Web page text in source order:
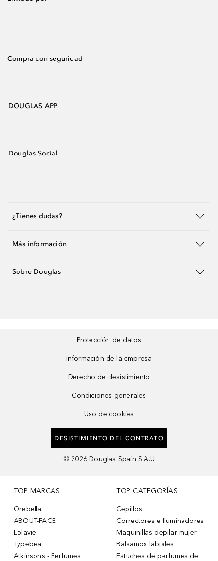
Compra con seguridad
DOUGLAS APP
Douglas Social
¿Tienes dudas?
Más información
Sobre Douglas
Protección de datos
Información de la empresa
Derecho de desistimiento
Condiciones generales
Uso de cookies
DESISTIMIENTO DEL CONTRATO
© 2026 Douglas Spain S.A.U
TOP MARCAS
Orebella
ABOUT-FACE
Lolavie
Typebea
Atkinsons - Perfumes
TOP CATEGORÍAS
Cepillos
Correctores e Iluminadores
Maquinillas depilar mujer
Bálsamos labiales
Estuches de perfumes de